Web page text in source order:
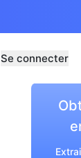
Se connecter